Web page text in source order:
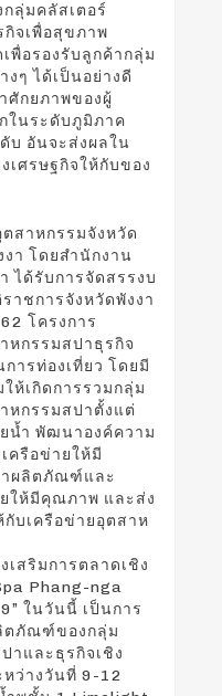
ลุ่มคลัสเตอร์
จเพื่อสุขภาพ
พื่อรองรับลูกค้ากลุ่ม
ๆ ได้เป็นอย่างดี
ศักยภาพของผู้
ในระดับภูมิภาค
บ อันจะส่งผลใน
เศรษฐกิจให้กับของ
สาหกรรมจังหวัด
งา โดยสำนักงาน
ได้รับการจัดสรรงบ
ชการจังหวัดพังงา
โครงการ
หกรรมสปาธุรกิจ
ารท่องเที่ยว โดยมี
ห้เกิดการรวมกลุ่ม
หกรรมสปาตั้งแต่
น้ำ พัฒนาองค์ความ
ครือข่ายให้มี
าผลิตภัณฑ์และ
ให้มีคุณภาพ และส่ง
กับเครือข่ายอุตสาห
เสริมการตลาดเชิง
Phang-nga
ในวันนี้ เป็นการ
ตภัณฑ์ของกลุ่ม
าและธุรกิจเชิง
ว่างวันที่ 9-12